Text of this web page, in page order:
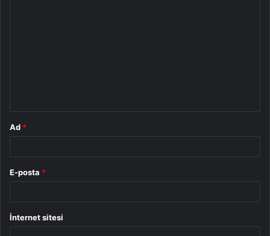
Ad *
E-posta *
İnternet sitesi